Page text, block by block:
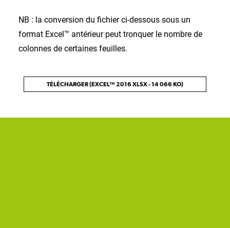
NB : la conversion du fichier ci-dessous sous un
format Excel™ antérieur peut tronquer le nombre de
colonnes de certaines feuilles.
TÉLÉCHARGER (EXCEL™ 2016 XLSX - 14 066 KO)